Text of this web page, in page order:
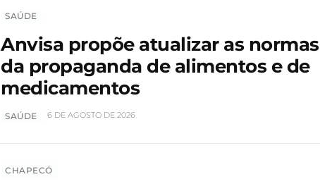
SAÚDE
Anvisa propõe atualizar as normas
da propaganda de alimentos e de
medicamentos
SAÚDE 6 DE AGOSTO DE 2026
CHAPECÓ